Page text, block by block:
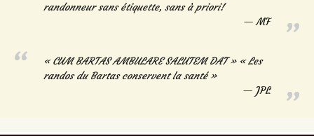
randonneur sans étiquette, sans à priori!
MF
« CUM BARTAS AMBULARE SALUTEM DAT » « Les
randos du Bartas conservent la santé »
JPL